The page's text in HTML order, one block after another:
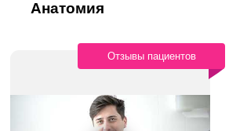
Анатомия
Отзывы пациентов